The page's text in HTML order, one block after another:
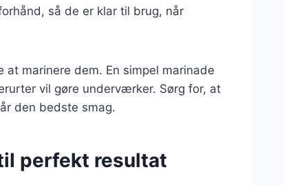
så de er klar til brug, når
marinere dem. En simpel marinade
vil gøre underværker. Sørg for, at
den bedste smag.
perfekt resultat